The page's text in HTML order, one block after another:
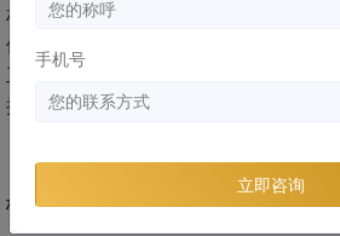
材质，有良好的耐黄变性能，并且配
使其能为爱车带来优良的防护性能，
工和周到的售后质保也能为隐形车衣
提供自由、轻松的用车生活。
标签： 品牌知识 车衣干货
手机号
立即咨询